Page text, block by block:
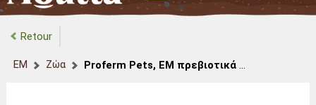
Retour
EM Ζώα Proferm Pets, EM πρεβιοτικά για ζώα